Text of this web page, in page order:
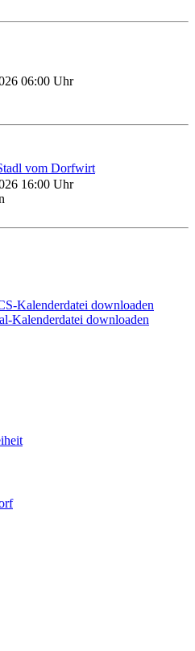
06:00 Uhr
vom Dorfwirt
16:00 Uhr
Kalenderdatei downloaden
Kalenderdatei downloaden